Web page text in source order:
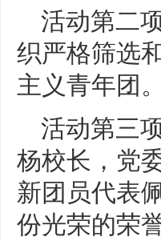
活动第二
织严格筛选
主义青年团。
活动第三
杨校长，党
新团员代表
份光荣的荣